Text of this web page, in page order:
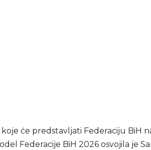
će predstavljati Federaciju BiH
Federacije BiH 2026 osvojila je